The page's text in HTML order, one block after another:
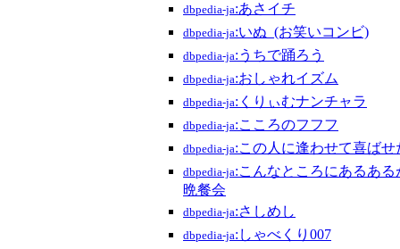
dbpedia-ja:あさイチ
dbpedia-ja:いぬ_(お笑いコンビ)
dbpedia-ja:うちで踊ろう
dbpedia-ja:おしゃれイズム
dbpedia-ja:くりぃむナンチャラ
dbpedia-ja:こころのフフフ
dbpedia-ja:この人に逢わせて喜ば
dbpedia-ja:こんなところにあるあ
晩餐会
dbpedia-ja:さしめし
dbpedia-ja:しゃべくり007